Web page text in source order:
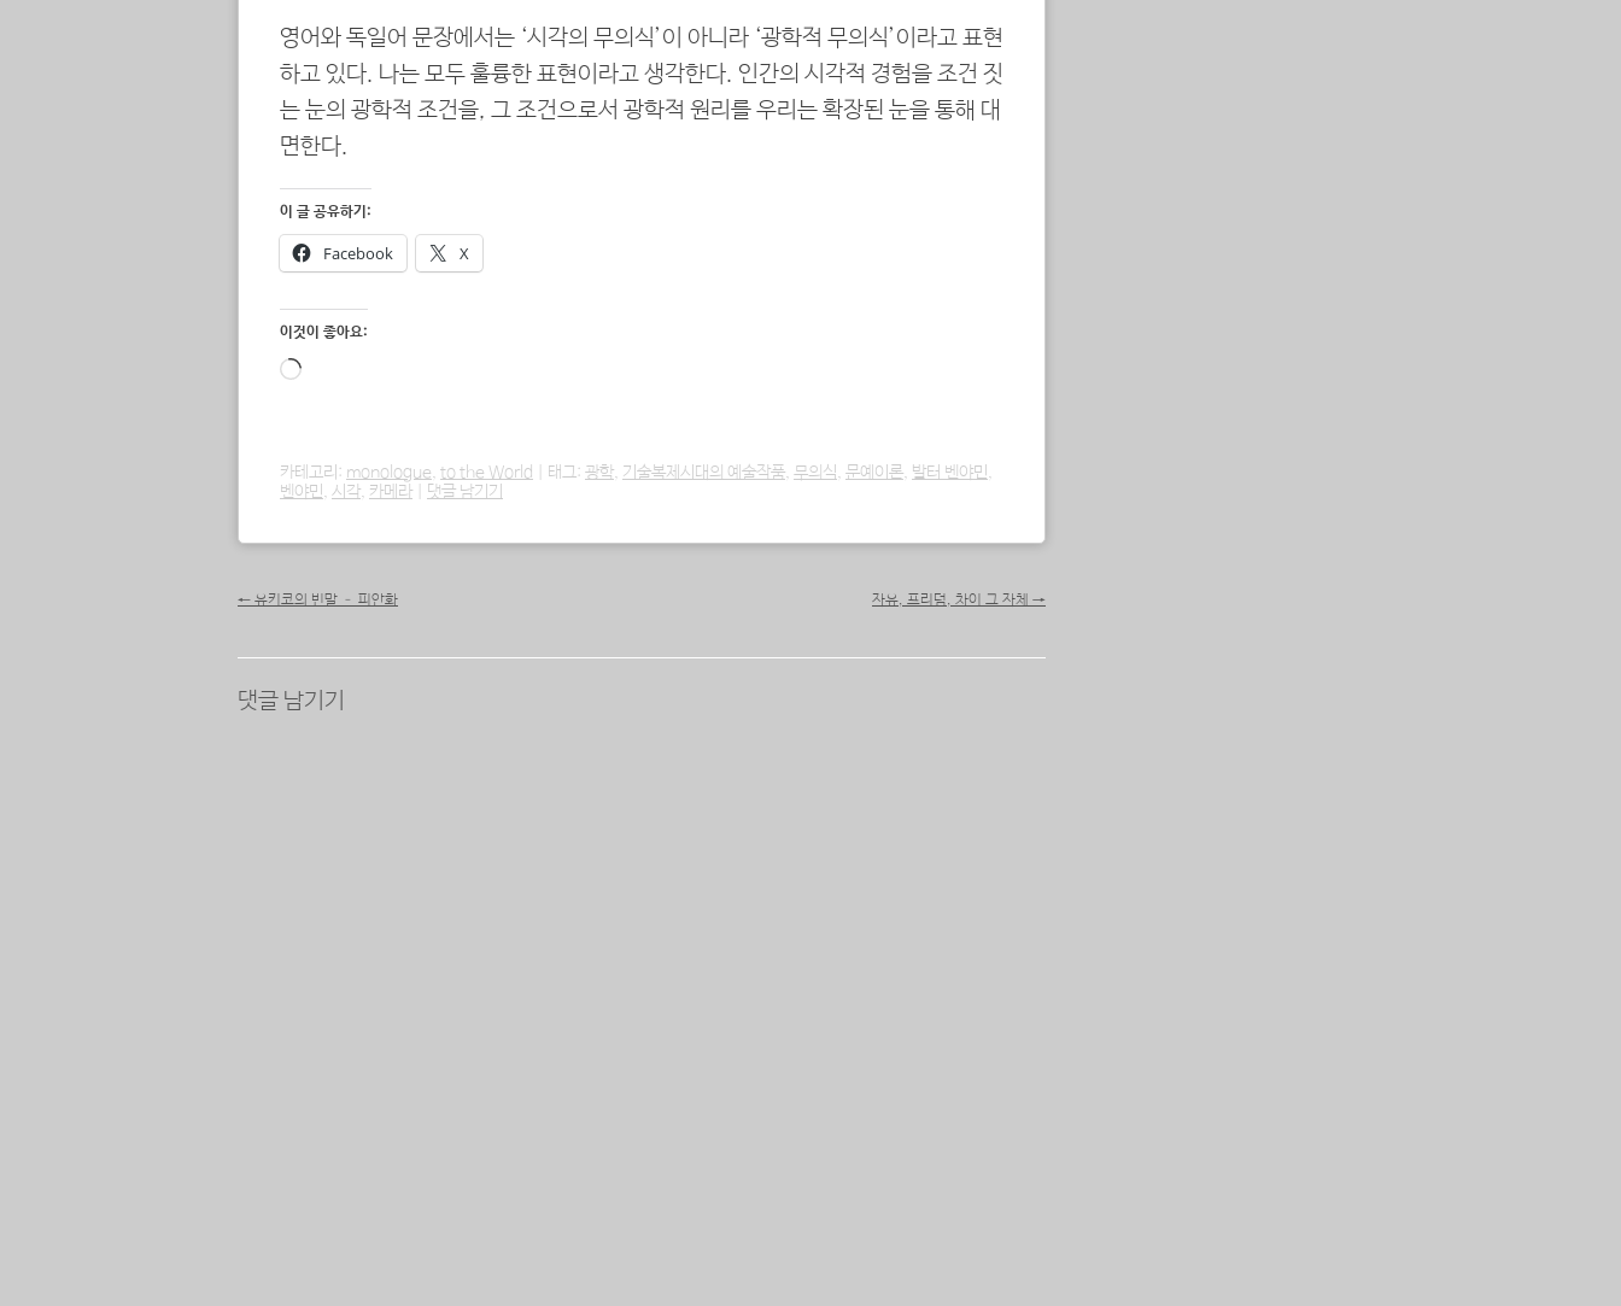
영어와 독일어 문장에서는 ‘시각의 무의식’이 아니라 ‘광학적 무의식’이라고 표현
하고 있다. 나는 모두 훌륭한 표현이라고 생각한다. 인간의 시각적 경험을 조건 짓
는 눈의 광학적 조건을, 그 조건으로서 광학적 원리를 우리는 확장된 눈을 통해 대
면한다.
이 글 공유하기:
Facebook X
이것이 좋아요:
로
카테고리: monologue, to the World 태그: 광학, 기술복제시대의 예술작품, 무의식, 문예이론, 발터 벤야민,
벤야민, 시각, 카메라 댓글 남기기
포스트 내비게이션
← 유키코의 빈말 – 피안화 자유, 프리덤, 차이 그 자체 →
댓글 남기기